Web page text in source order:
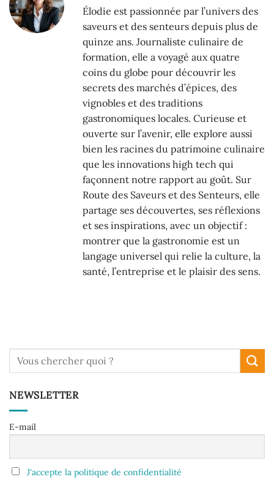
Élodie est passionnée par l’univers des
saveurs et des senteurs depuis plus de
quinze ans. Journaliste culinaire de
formation, elle a voyagé aux quatre
coins du globe pour découvrir les
secrets des marchés d’épices, des
vignobles et des traditions
gastronomiques locales. Curieuse et
ouverte sur l’avenir, elle explore aussi
bien les racines du patrimoine culinaire
que les innovations high tech qui
façonnent notre rapport au goût. Sur
Route des Saveurs et des Senteurs, elle
partage ses découvertes, ses réflexions
et ses inspirations, avec un objectif :
montrer que la gastronomie est un
langage universel qui relie la culture, la
santé, l’entreprise et le plaisir des sens.
NEWSLETTER
E-mail
J'accepte la politique de confidentialité